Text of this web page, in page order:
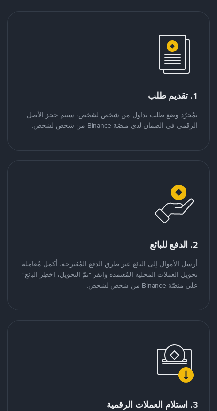
1. تقديم طلب
بمُجرّد وضع طلب تداول من شخص لشخص، سيتم حجز الأصل
الرقمي في الضمان لدى منصّة Binance من شخص لشخص.
2. الدفع للبائع
أرسل الأموال إلى البائع عبر طرق الدفع المُقترحة. أكمل مُعاملة
تحويل العملات المحلية المُعتمدة وانقر "تمّ التحويل، اخطِر البائع"
على منصّة Binance من شخص لشخص.
3. استلام العملات الرقمية